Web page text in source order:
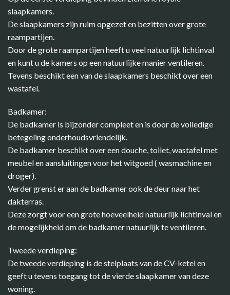
slaapkamers.
De slaapkamers zijn ruim opgezet en bezitten over grote
raampartijen.
Door de grote raampartijen heeft u veel natuurlijk lichtinval
en kunt u de kamers op een natuurlijke manier ventileren.
Tevens beschikt een van de slaapkamers beschikt over een
wastafel.
Badkamer:
De badkamer is bijzonder compleet en is door de volledige
betegeling onderhoudsvriendelijk.
De badkamer beschikt over een douche, toilet, wastafel met
meubel en aansluitingen voor het witgoed ( wasmachine en
droger).
Verder grenst er aan de badkamer ook de deur naar het
dakterras.
Deze zorgt voor een grote hoeveelheid natuurlijk lichtinval en
de mogelijkheid om de badkamer natuurlijk te ventileren.
Tweede verdieping:
De tweede verdieping is de stelplaats van de CV-ketel en
geeft u tevens toegang tot de vierde slaapkamer van deze
woning.